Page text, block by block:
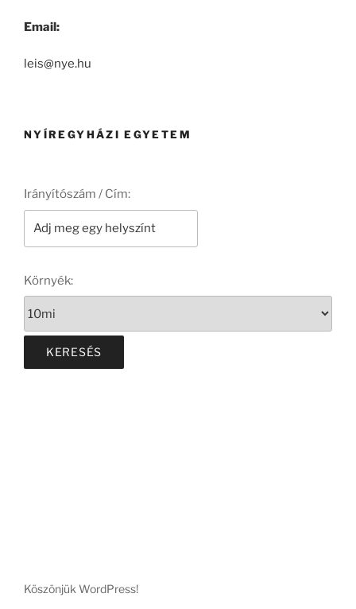
Email:
leis@nye.hu
NYÍREGYHÁZI EGYETEM
Irányítószám / Cím:
Környék:
Köszönjük WordPress!